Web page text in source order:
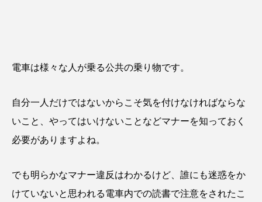
電車は様々な人が乗る公共の乗り物です。
自分一人だけではないからこそ気を付けなければならな
いこと、やってはいけないことなどマナーを知っておく
必要がありますよね。
でも明らかなマナー違反はわかるけど、誰にも迷惑をか
けていないと思われる電車内での読書で注意をされたこ